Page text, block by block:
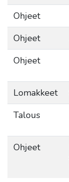
Ohjeet
Ohjeet
Ohjeet
Lomakkeet
Talous
Ohjeet